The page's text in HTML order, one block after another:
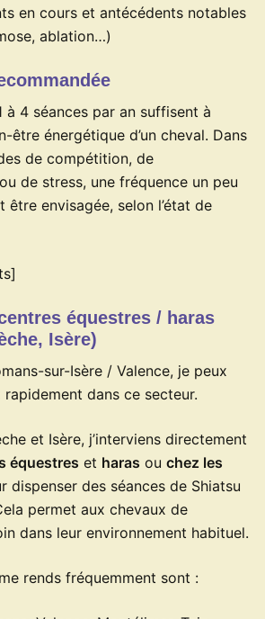
en cours et antécédents notables
ablation…)
à 4 séances par an suffisent à
être énergétique d’un cheval. Dans
de compétition, de
de stress, une fréquence un peu
être envisagée, selon l’état de
équestres / haras
Isère)
sur-Isère / Valence, je peux
dans ce secteur.
et Isère, j’interviens directement
équestres et haras ou chez les
dispenser des séances de Shiatsu
permet aux chevaux de
dans leur environnement habituel.
rends fréquemment sont :